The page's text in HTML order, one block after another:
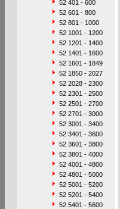
52 401 - 600
52 601 - 800
52 801 - 1000
52 1001 - 1200
52 1201 - 1400
52 1401 - 1600
52 1601 - 1849
52 1850 - 2027
52 2028 - 2300
52 2301 - 2500
52 2501 - 2700
52 2701 - 3000
52 3001 - 3400
52 3401 - 3600
52 3601 - 3800
52 3801 - 4000
52 4001 - 4800
52 4801 - 5000
52 5001 - 5200
52 5201 - 5400
52 5401 - 5600